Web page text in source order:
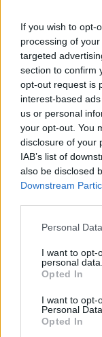
If you wish to opt-
processing of
targeted
section to confirm
opt-out request is
interest-based
us or personal
your opt-out. You
disclosure of your
IAB’s list of
also be disclosed
Downstream
Personal
I want to opt-
personal data.
Opted In
I want to opt-
Personal Data.
Opted In
nopeita,
Info
Lähetä uutisvinkki
RSS-ohje
Lifestyle
Matkailu